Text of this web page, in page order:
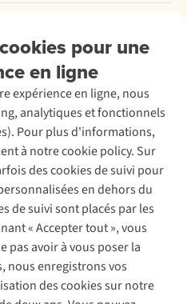
pour une
en ligne
expérience en ligne, nous
analytiques et fonctionnels
Pour plus d'informations,
à notre cookie policy. Sur
des cookies de suivi pour
en dehors du
de suivi sont placés par les
« Accepter tout », vous
pas avoir à vous poser la
nous enregistrons vos
des cookies sur notre
nous